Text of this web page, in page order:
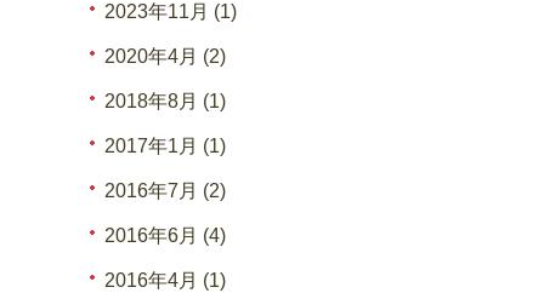
2023年11月 (1)
2020年4月 (2)
2018年8月 (1)
2017年1月 (1)
2016年7月 (2)
2016年6月 (4)
2016年4月 (1)